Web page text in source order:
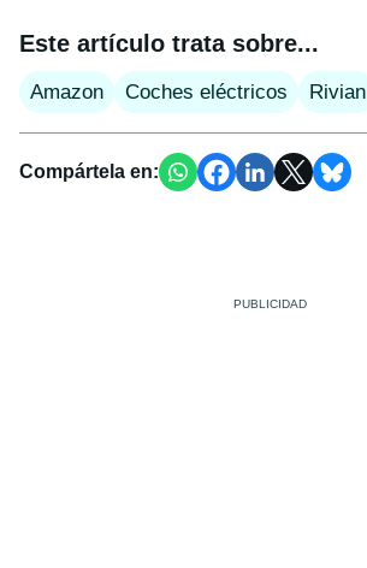
Este artículo trata sobre...
Amazon Coches eléctricos Rivian
Compártela en: